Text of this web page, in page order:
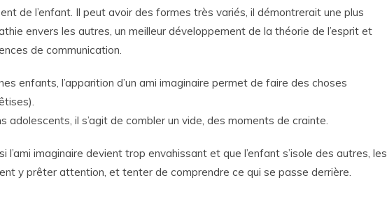
de l’enfant. Il peut avoir des formes très variés, il démontrerait une plus
envers les autres, un meilleur développement de la théorie de l’esprit et
de communication.
enfants, l’apparition d’un ami imaginaire permet de faire des choses
adolescents, il s’agit de combler un vide, des moments de crainte.
l’ami imaginaire devient trop envahissant et que l’enfant s’isole des autres, les
y prêter attention, et tenter de comprendre ce qui se passe derrière.